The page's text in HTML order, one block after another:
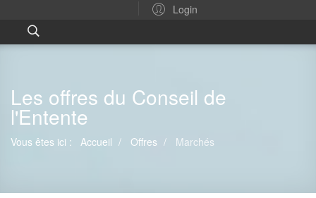
Login
Les offres du Conseil de
l'Entente
Vous êtes ici : Accueil Offres Marchés